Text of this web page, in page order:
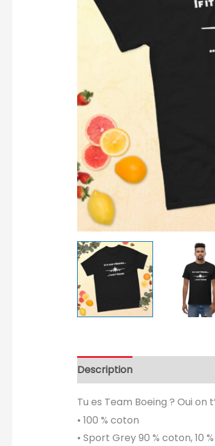
Description
Tu es Team Boeing ? Oui
• 100 % coton
• Sport Grey 90 % coton, 10